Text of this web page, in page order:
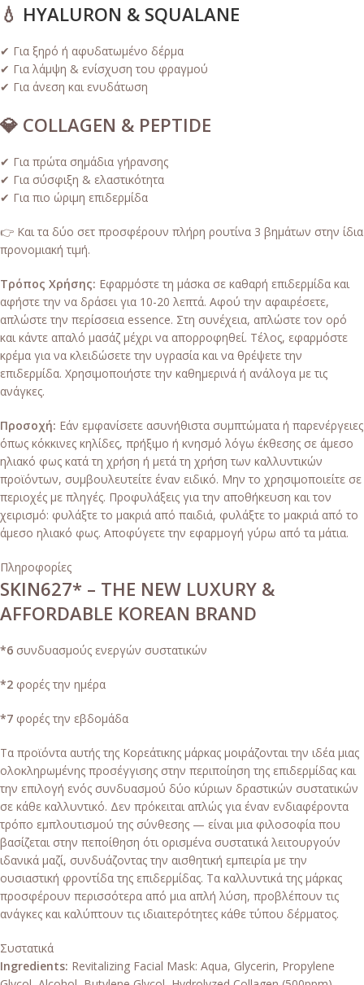
💧 HYALURON & SQUALANE
✔ Για ξηρό ή αφυδατωμένο δέρμα
✔ Για λάμψη & ενίσχυση του φραγμού
✔ Για άνεση και ενυδάτωση
💎 COLLAGEN & PEPTIDE
✔ Για πρώτα σημάδια γήρανσης
✔ Για σύσφιξη & ελαστικότητα
✔ Για πιο ώριμη επιδερμίδα
👉 Και τα δύο σετ προσφέρουν πλήρη ρουτίνα 3 βημάτων στην ίδια
προνομιακή τιμή.
Τρόπος Χρήσης: Εφαρμόστε τη μάσκα σε καθαρή επιδερμίδα και
αφήστε την να δράσει για 10-20 λεπτά. Αφού την αφαιρέσετε,
απλώστε την περίσσεια essence. Στη συνέχεια, απλώστε τον ορό
και κάντε απαλό μασάζ μέχρι να απορροφηθεί. Τέλος, εφαρμόστε
κρέμα για να κλειδώσετε την υγρασία και να θρέψετε την
επιδερμίδα. Χρησιμοποιήστε την καθημερινά ή ανάλογα με τις
ανάγκες.
Προσοχή: Εάν εμφανίσετε ασυνήθιστα συμπτώματα ή παρενέργειες
όπως κόκκινες κηλίδες, πρήξιμο ή κνησμό λόγω έκθεσης σε άμεσο
ηλιακό φως κατά τη χρήση ή μετά τη χρήση των καλλυντικών
προϊόντων, συμβουλευτείτε έναν ειδικό. Μην το χρησιμοποιείτε σε
περιοχές με πληγές. Προφυλάξεις για την αποθήκευση και τον
χειρισμό: φυλάξτε το μακριά από παιδιά, φυλάξτε το μακριά από το
άμεσο ηλιακό φως. Αποφύγετε την εφαρμογή γύρω από τα μάτια.
Πληροφορίες
SKIN627* – THE NEW LUXURY &
AFFORDABLE KOREAN BRAND
*6 συνδυασμούς ενεργών συστατικών
*2 φορές την ημέρα
*7 φορές την εβδομάδα
Τα προϊόντα αυτής της Κορεάτικης μάρκας μοιράζονται την ιδέα μιας
ολοκληρωμένης προσέγγισης στην περιποίηση της επιδερμίδας και
την επιλογή ενός συνδυασμού δύο κύριων δραστικών συστατικών
σε κάθε καλλυντικό. Δεν πρόκειται απλώς για έναν ενδιαφέροντα
τρόπο εμπλουτισμού της σύνθεσης — είναι μια φιλοσοφία που
βασίζεται στην πεποίθηση ότι ορισμένα συστατικά λειτουργούν
ιδανικά μαζί, συνδυάζοντας την αισθητική εμπειρία με την
ουσιαστική φροντίδα της επιδερμίδας. Τα καλλυντικά της μάρκας
προσφέρουν περισσότερα από μια απλή λύση, προβλέπουν τις
ανάγκες και καλύπτουν τις ιδιαιτερότητες κάθε τύπου δέρματος.
Συστατικά
Ingredients: Revitalizing Facial Mask: Aqua, Glycerin, Propylene